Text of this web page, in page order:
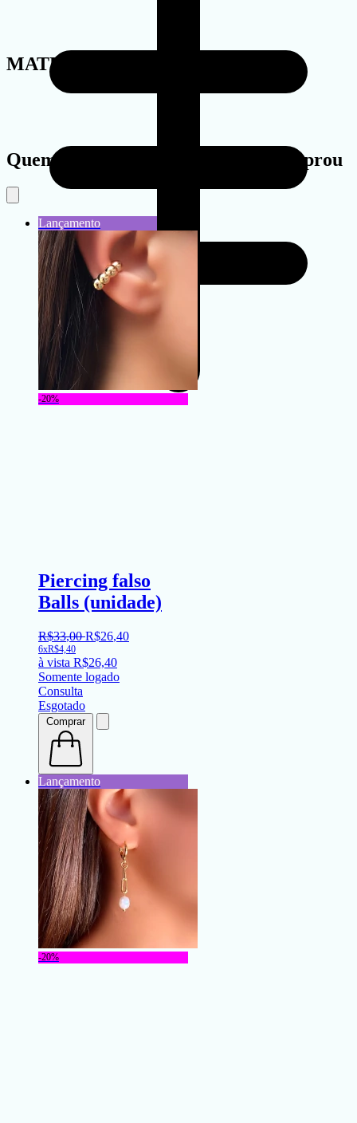
MATERIAL
Quem viu este produto também comprou
-20%
Piercing falso
Balls (unidade)
R$33,00 R$26,40
6xR$4,40
à vista R$26,40
Somente logado
Consulta
Esgotado
Comprar
-20%